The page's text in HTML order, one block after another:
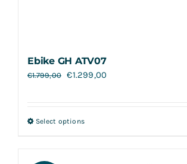
Ebike GH ATV07
€1.799,00 €1.299,00
Select options